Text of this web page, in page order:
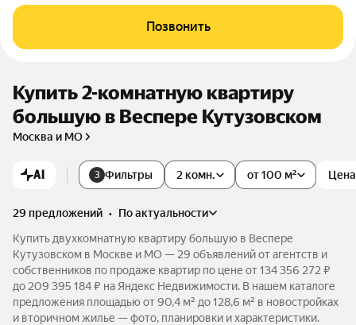
Позвонить
Купить 2-комнатную квартиру
большую в Веспере Кутузовском
Москва и МО
AI 3 Фильтры 2 комн. Цена
от 100 м²
29 предложений •
по актуальности
Купить двухкомнатную квартиру большую в Веспере
Кутузовском в Москве и МО — 29 объявлений от агентств и
собственников по продаже квартир по цене от 134 356 272 ₽
до 209 395 184 ₽ на Яндекс Недвижимости. В нашем каталоге
предложения площадью от 90,4 м² до 128,6 м² в новостройках
и вторичном жилье — фото, планировки и характеристики.